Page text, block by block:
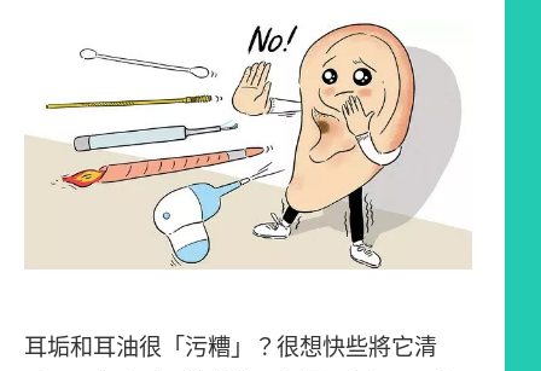
耳垢和耳油很「污糟」？很想快些將它清